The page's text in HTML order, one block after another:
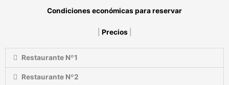
Condiciones económicas para reservar
Precios
Restaurante Nº1
Restaurante Nº2